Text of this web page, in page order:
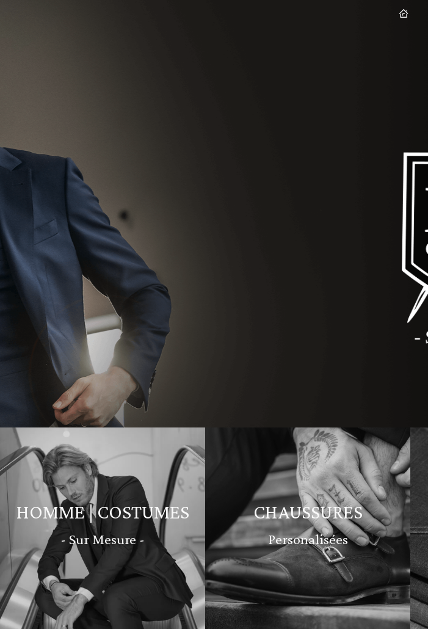
HOMME | COSTUMES
- Sur Mesure -
CHAUSSURES
Personalisées